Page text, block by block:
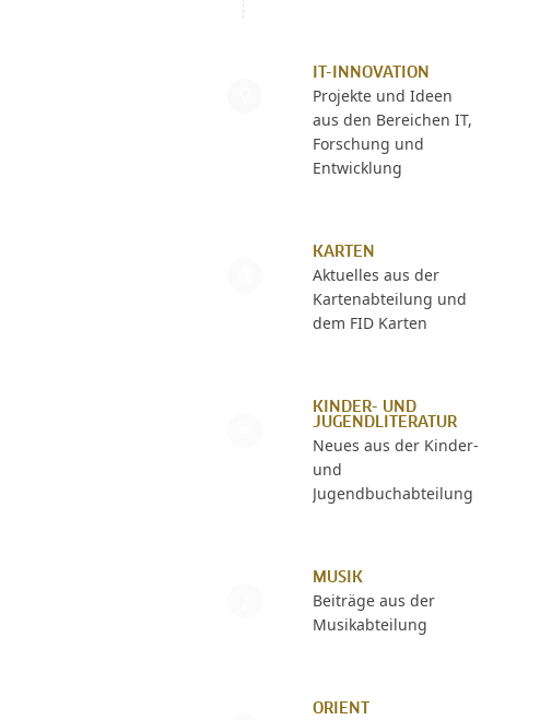
IT-INNOVATION
Projekte und Ideen
aus den Bereichen IT,
Forschung und
Entwicklung
KARTEN
Aktuelles aus der
Kartenabteilung und
dem FID Karten
KINDER- UND
JUGENDLITERATUR
Neues aus der Kinder-
und
Jugendbuchabteilung
MUSIK
Beiträge aus der
Musikabteilung
ORIENT